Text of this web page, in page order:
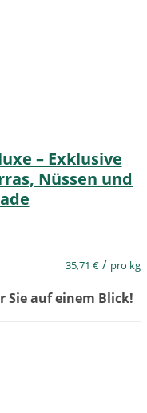
– Exklusive
Nüssen und
35,71 € / pro kg
auf einem Blick!